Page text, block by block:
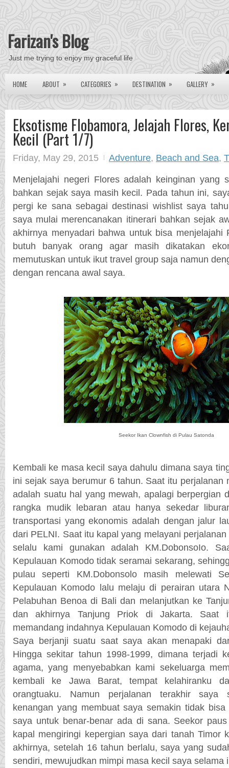
Farizan's Blog
Just me trying to enjoy my graceful life
HOME ABOUT » CATEGORIES » DESTINATION » GALLERY »
Eksotisme Flobamora, Jelajah Flores,
Kecil (Part 1/7)
Friday, May 29, 2015 Adventure, Beach and Sea,
Menjelajahi negeri Flores adalah keinginan yang
bahkan sejak saya masih kecil. Pada tahun ini,
pergi ke sana sebagai destinasi wishlist saya
saya mulai merencanakan itinerari bahkan sejak
akhirnya menyadari bahwa untuk bisa menjelajahi
butuh banyak orang agar masih dikatakan
memutuskan untuk ikut travel group saja namun
dengan rencana awal saya.
Seekor Ikan Clownfish di Pulau Satonda
Kembali ke masa kecil saya dahulu dimana saya
ini sejak saya berumur 6 tahun. Saat itu perjalanan
adalah suatu hal yang mewah, apalagi berpergian
rangka mudik lebaran atau hanya sekedar
transportasi yang ekonomis adalah dengan jalur
dari PELNI. Saat itu kapal yang melayani
selalu kami gunakan adalah KM.DobonsoIo.
Kepulauan Komodo tidak seramai sekarang,
pulau seperti KM.Dobonsolo masih melewati
Kepulauan Komodo lalu melaju di perairan utara
Pelabuhan Benoa di Bali dan melanjutkan ke
dan akhirnya Tanjung Priok di Jakarta. Saat
memandang indahnya Kepulauan Komodo di
Saya berjanji suatu saat saya akan menapaki
Hingga sekitar tahun 1998-1999, dimana terjadi
agama, yang menyebabkan kami sekeluarga
kembali ke Jawa Barat, tempat kelahiranku
orangtuaku. Namun perjalanan terakhir saya
kenangan yang membuat saya semakin tidak bisa
saya untuk benar-benar ada di sana. Seekor
kapal mengiringi kepergian saya dari tanah Timor
akhirnya, setelah 16 tahun berlalu, saya yang
sendiri, mewujudkan mimpi masa kecil saya selama